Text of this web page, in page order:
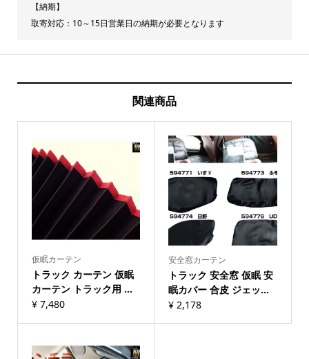
【納期】
取寄対応：10～15日営業日の納期が必要となります
関連商品
仮眠カーテン
トラック カーテン 仮眠
カーテン トラック用 ...
¥7,480
安全窓カーテン
トラック 安全窓 仮眠 安
眠カバー 合皮 ジェッ...
¥ 2,178